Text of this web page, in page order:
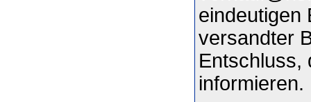
eindeutigen
versandter
Entschluss,
informieren.